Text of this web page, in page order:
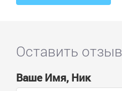
Оставить отзыв
Ваше Имя, Ник